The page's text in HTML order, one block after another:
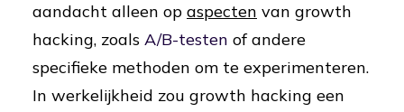
aandacht alleen op aspecten van growth
hacking, zoals A/B-testen of andere
specifieke methoden om te experimenteren.
In werkelijkheid zou growth hacking een